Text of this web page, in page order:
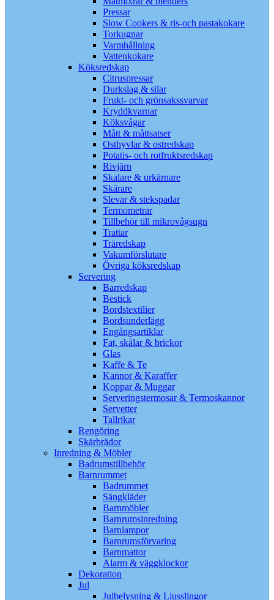
Pressar
Slow Cookers & ris-och pastakokare
Torkugnar
Varmhållning
Vattenkokare
Köksredskap
Citruspressar
Durkslag & silar
Frukt- och grönsakssvarvar
Kryddkvarnar
Köksvågar
Mått & måttsatser
Osthyvlar & ostredskap
Potatis- och rotfruktsredskap
Rivjärn
Skalare & urkärnare
Skärare
Slevar & stekspadar
Termometrar
Tillbehör till mikrovågsugn
Trattar
Träredskap
Vakumförslutare
Övriga köksredskap
Servering
Barredskap
Bestick
Bordstextilier
Bordsunderlägg
Engångsartiklar
Fat, skålar & brickor
Glas
Kaffe & Te
Kannor & Karaffer
Koppar & Muggar
Serveringstermosar & Termoskannor
Servetter
Tallrikar
Rengöring
Skärbrädor
Inredning & Möbler
Badrumstillbehör
Barnrummet
Badrummet
Sängkläder
Barnmöbler
Barnrumsinredning
Barnlampor
Barnrumsförvaring
Barnmattor
Alarm & väggklockor
Dekoration
Jul
Julbelysning & Ljusslingor